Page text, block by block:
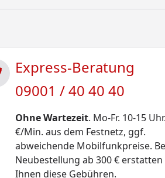
Express-Beratung
09001 / 40 40 40
Ohne Wartezeit. Mo-Fr. 10-15
€/Min. aus dem Festnetz, ggf.
abweichende Mobilfunkpreise.
Neubestellung ab 300 €
Ihnen diese Gebühren.